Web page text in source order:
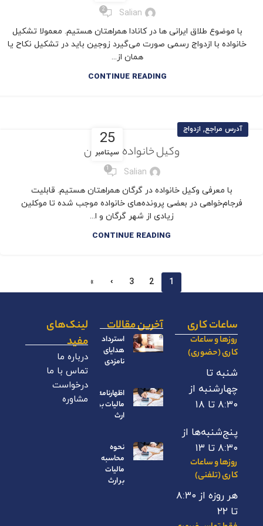
Salian
2
با موضوع طلاق ایرانی ها در کانادا همراهتان هستیم. معمولا تشکیل
خانواده با ازدواج رسمی صورت می‌گیرد زوجین باید در تشکیل نکاح یا
همان از...
CONTINUE READING
25
سپتامبر
آدرس مراجع, ازدواج
وکیل خانواده در گرگان
Salian
1
با معرفی وکیل خانواده در گرگان همراهتان هستیم. قابلیت
فرجام‌خواهی در بعضی پرونده‌های خانواده موجب شده تا موکلین
زیادی از شهر گرگان و ا...
CONTINUE READING
1
2
3
›
»
ساعات کاری
روزها و ساعات
کاری (حضوری)
شنبه تا
چهارشنبه از
۸:۳۰ تا ۱۸
پنج‌شنبه‌ها از
۸:۳۰ تا ۱۳
روزها و ساعات
کاری (تلفنی)
هر روزه از ۸:۳۰
تا ۲۲
آخرین مقالات
استرداد
هدایای
نامزدی
اظهارنامه
مالیات بر
ارث
نحوه
محاسبه
مالیات
بر ارث
لینک‌های
مفید
درباره ما
تماس با ما
درخواست
مشاوره